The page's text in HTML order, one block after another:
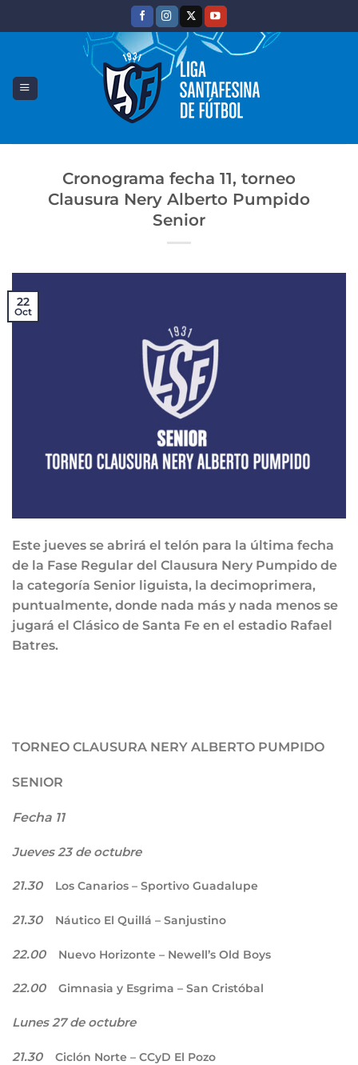
Cronograma fecha 11, torneo
Clausura Nery Alberto Pumpido
Senior
22
Oct
Este jueves se abrirá el telón para la última fecha
de la Fase Regular del Clausura Nery Pumpido de
la categoría Senior liguista, la decimoprimera,
puntualmente, donde nada más y nada menos se
jugará el Clásico de Santa Fe en el estadio Rafael
Batres.
TORNEO CLAUSURA NERY ALBERTO PUMPIDO
SENIOR
Fecha 11
Jueves 23 de octubre
21.30 Los Canarios – Sportivo Guadalupe
21.30 Náutico El Quillá – Sanjustino
22.00 Nuevo Horizonte – Newell’s Old Boys
22.00 Gimnasia y Esgrima – San Cristóbal
Lunes 27 de octubre
21.30 Ciclón Norte – CCyD El Pozo